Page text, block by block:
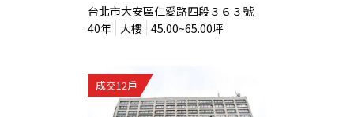
台北市大安區仁愛路四段３６３號
40年 大樓 45.00~65.00坪
成交12戶